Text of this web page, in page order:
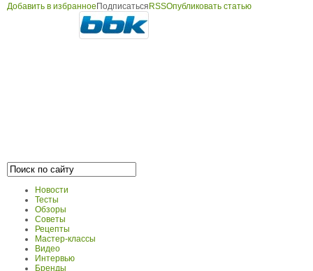
Добавить в избранноеПодписатьсяRSSОпубликовать статью
Новости
Тесты
Обзоры
Советы
Рецепты
Мастер-классы
Видео
Интервью
Бренды